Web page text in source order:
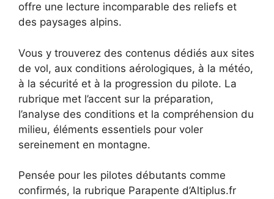
offre une lecture incomparable des reliefs et
des paysages alpins.
Vous y trouverez des contenus dédiés aux sites
de vol, aux conditions aérologiques, à la météo,
à la sécurité et à la progression du pilote. La
rubrique met l’accent sur la préparation,
l’analyse des conditions et la compréhension du
milieu, éléments essentiels pour voler
sereinement en montagne.
Pensée pour les pilotes débutants comme
confirmés, la rubrique Parapente d’Altiplus.fr